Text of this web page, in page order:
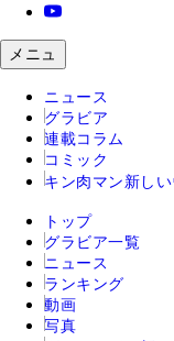
メニュ
ニュース
グラビア
連載コラム
コミック
キン肉マン 新し
トップ
グラビア一覧
ニュース
ランキング
動画
写真